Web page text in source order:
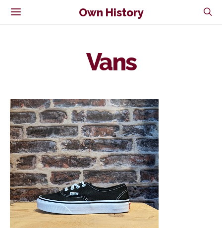
Own History
Vans